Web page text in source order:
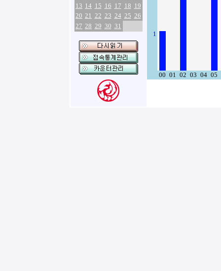
13 14 15 16 17 18 19
20 21 22 23 24 25 26
27 28 29 30 31
1
00 01 02 03 04 05